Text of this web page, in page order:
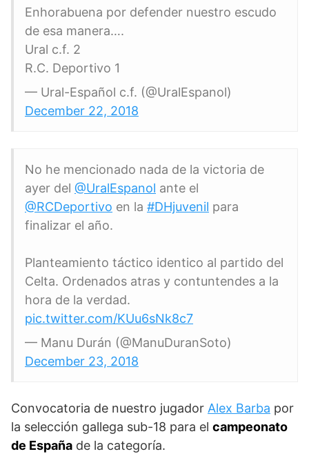
Enhorabuena por defender nuestro escudo
de esa manera….
Ural c.f. 2
R.C. Deportivo 1
— Ural-Español c.f. (@UralEspanol)
December 22, 2018
No he mencionado nada de la victoria de
ayer del @UralEspanol ante el
@RCDeportivo en la #DHjuvenil para
finalizar el año.
Planteamiento táctico identico al partido del
Celta. Ordenados atras y contuntendes a la
hora de la verdad.
pic.twitter.com/KUu6sNk8c7
— Manu Durán (@ManuDuranSoto)
December 23, 2018
Convocatoria de nuestro jugador Alex Barba por
la selección gallega sub-18 para el campeonato
de España de la categoría.